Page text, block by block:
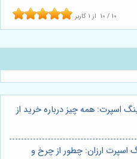
10 / 10 از 1 کاربر
اسپرت: همه چیز درباره خرید از
اسپرت ارزان: چطور از چرخ و